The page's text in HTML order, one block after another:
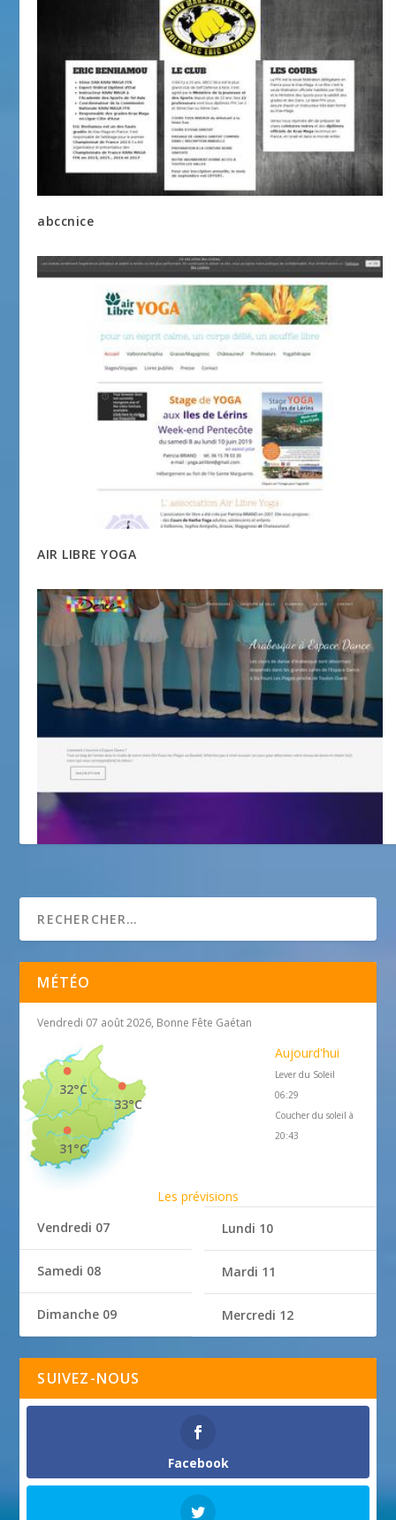
abccnice
AIR LIBRE YOGA
MÉTÉO
Vendredi 07 août 2026, Bonne Fête Gaétan
33°C
32°C
31°C
Aujourd'hui
Lever du Soleil
06:29
Coucher du soleil à
20:43
Les prévisions
Vendredi 07
Samedi 08
Dimanche 09
Lundi 10
Mardi 11
Mercredi 12
SUIVEZ-NOUS
Facebook